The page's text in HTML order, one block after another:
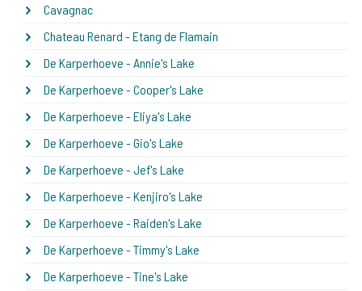
Cavagnac
Chateau Renard - Etang de Flamain
De Karperhoeve - Annie's Lake
De Karperhoeve - Cooper's Lake
De Karperhoeve - Eliya's Lake
De Karperhoeve - Gio's Lake
De Karperhoeve - Jef's Lake
De Karperhoeve - Kenjiro's Lake
De Karperhoeve - Raiden's Lake
De Karperhoeve - Timmy's Lake
De Karperhoeve - Tine's Lake